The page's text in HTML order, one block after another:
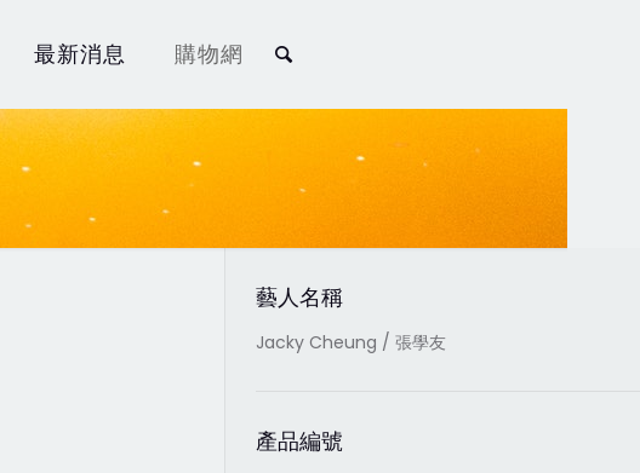
最新消息 購物網
藝人名稱
Jacky Cheung / 張學友
產品編號